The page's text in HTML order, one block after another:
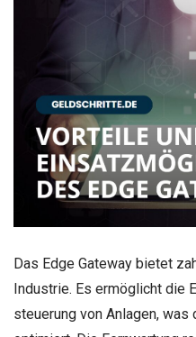
Das Edge Gateway bietet
Industrie. Es ermöglicht die
steuerung von Anlagen,